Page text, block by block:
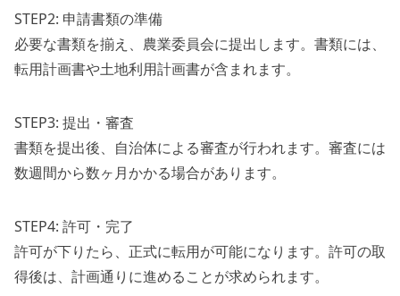
STEP2: 申請書類の準備
必要な書類を揃え、農業委員会に提出します。書類には、
転用計画書や土地利用計画書が含まれます。
STEP3: 提出・審査
書類を提出後、自治体による審査が行われます。審査には
数週間から数ヶ月かかる場合があります。
STEP4: 許可・完了
許可が下りたら、正式に転用が可能になります。許可の取
得後は、計画通りに進めることが求められます。